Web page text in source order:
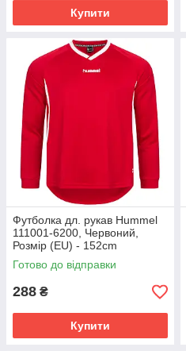
Купити
Футболка дл. рукав Hummel
111001-6200, Червоний,
Розмір (EU) - 152cm
Готово до відправки
288 ₴
Купити